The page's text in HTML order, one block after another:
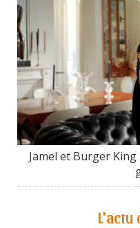
Jamel et Burger
L'actu